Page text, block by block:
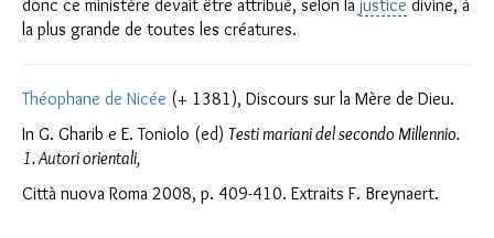
donc ce ministère devait être attribué, selon la justice divine, à
la plus grande de toutes les créatures.
Théophane de Nicée (+ 1381), Discours sur la Mère de Dieu.
In G. Gharib e E. Toniolo (ed) Testi mariani del secondo Millennio.
1. Autori orientali,
Città nuova Roma 2008, p. 409-410. Extraits F. Breynaert.